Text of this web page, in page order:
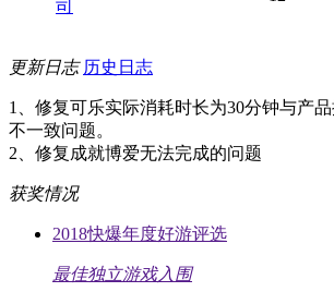
司
更新日志 历史日志
1、修复可乐实际消耗时长为30分钟与产
不一致问题。
2、修复成就博爱无法完成的问题
获奖情况
2018快爆年度好游评选
最佳独立游戏入围